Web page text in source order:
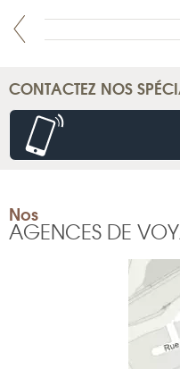
CONTACTEZ NOS
Nos
AGENCES DE